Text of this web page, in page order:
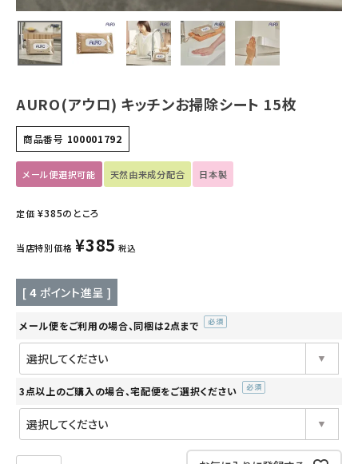
美容・コスメ・香水
衛生用品
日用品雑貨
フェムケア
インナー・下着・ナイトウェア
フード・ドリンク
ブランド
定期購入
オリジナルブランド
AURO(アウロ) キッチンお掃除シート 15枚
商品番号 100001792
メール便選択可能 天然由来成分配合 日本製
定価 ¥385のところ
当店特別価格 ¥385 税込
[ 4 ポイント進呈 ]
メール便をご利用の場合、同梱は2点まで
3点以上のご購入の場合、宅配便をご選択ください